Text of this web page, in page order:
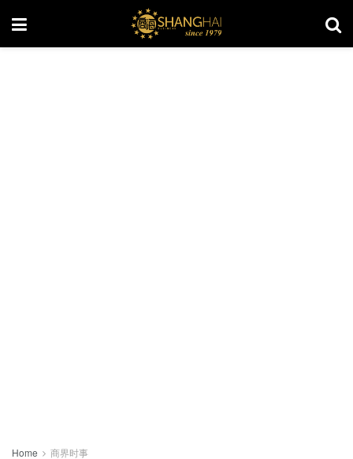
Home 商界时事